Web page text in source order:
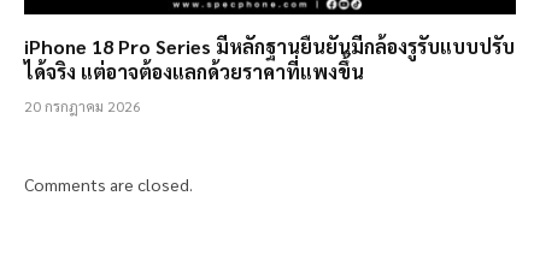
iPhone 18 Pro Series มีหลักฐานยืนยันมีกล้องรูรับแบบปรับ
ได้จริง แต่อาจต้องแลกด้วยราคาที่แพงขึ้น
20 กรกฎาคม 2026
Comments are closed.